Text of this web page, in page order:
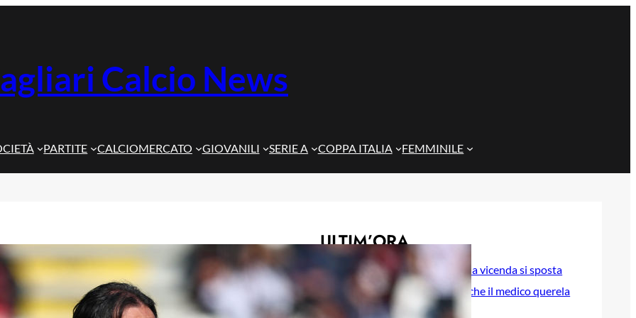
Calcio News
PARTITE CALCIOMERCATO GIOVANILI SERIE A COPPA ITALIA FEMMINILE
ULTIM’ORA
Caso Esposito, la vicenda si sposta
in tribunale: anche il medico querela
il CEO Melis